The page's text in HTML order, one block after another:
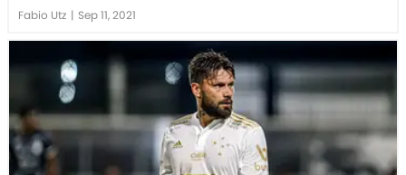
Fabio Utz | Sep 11, 2021